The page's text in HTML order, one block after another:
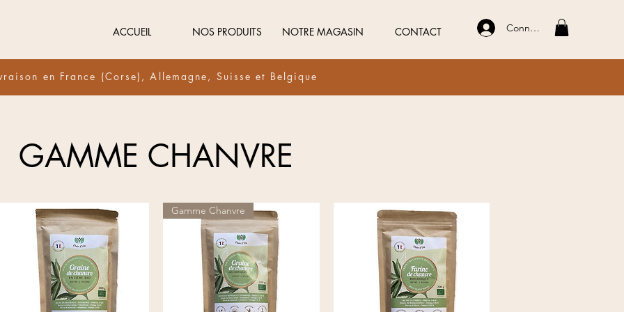
ACCUEIL NOS PRODUITS NOTRE MAGASIN CONTACT Connexion
en France (Corse), Allemagne, Suisse et Belgique
GAMME CHANVRE
Gamme Chanvre